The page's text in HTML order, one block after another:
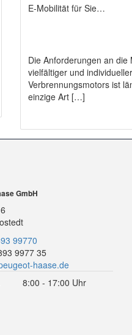
E-Mobilität für Sie…
Die Anforderungen an
vielfältiger und
Verbrennungsmotors ist
einzige Art […]
GmbH
99770
9977 35
haase.de
8:00 - 17:00 Uhr